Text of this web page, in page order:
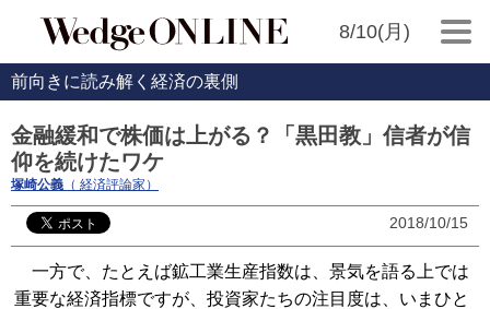
8/10(月)
前向きに読み解く経済の裏側
金融緩和で株価は上がる？「黒田教」信者が信
仰を続けたワケ
塚崎公義 （ 経済評論家）
2018/10/15
一方で、たとえば鉱工業生産指数は、景気を語る上では
重要な経済指標ですが、投資家たちの注目度は、いまひと